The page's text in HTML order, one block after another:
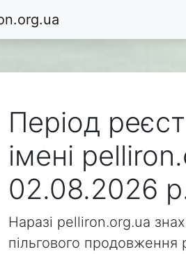
Період
імені
02.08.2026
Наразі pelliron.org.ua
пільгового продовження